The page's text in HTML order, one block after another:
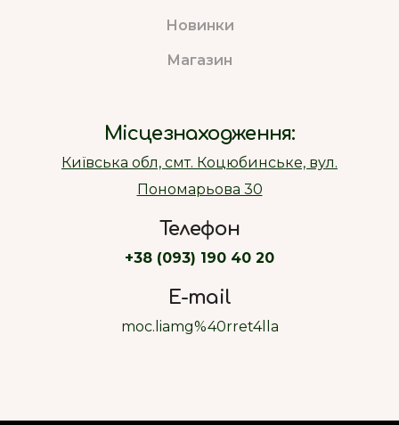
Новинки
Магазин
Місцезнаходження:
Київська обл, смт. Коцюбинське, вул.
Пономарьова 30
Телефон
+38 (093) 190 40 20
E-mail
moc.liamg%40rret4lla